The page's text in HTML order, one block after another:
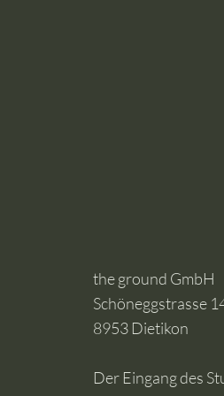
the ground GmbH
Schöneggstrasse
8953 Dietikon
Der Eingang des